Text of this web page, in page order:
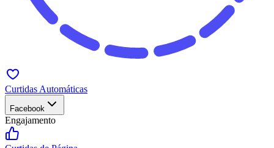
Curtidas Automáticas
Facebook
Engajamento